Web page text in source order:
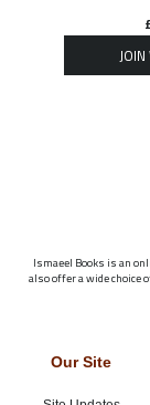
Ismaeel Books is an
also offer a wide choice
Our Site